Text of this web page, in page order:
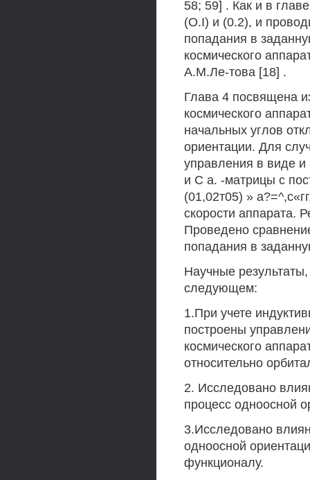
58; 59] . Как и в
(O.I) и (0.2), и
попадания в
космического
А.М.Ле-това [18] .
Глава 4 посвящена
космического
начальных углов
ориентации. Для
управления в виде и
и С а. -матрицы с
(01,02т05) »
скорости аппарата.
Проведено
попадания в
Научные
следующем:
1.При учете
построены
космического
относительно
2. Исследовано
процесс одноосной
3.Исследовано
одноосной
функционалу.